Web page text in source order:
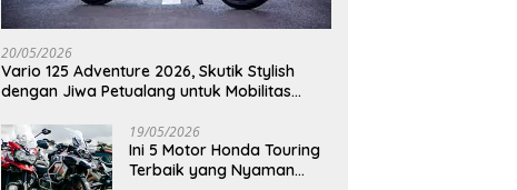
20/05/2026
Vario 125 Adventure 2026, Skutik Stylish
dengan Jiwa Petualang untuk Mobilitas
19/05/2026
Ini 5 Motor Honda Touring
Terbaik yang Nyaman